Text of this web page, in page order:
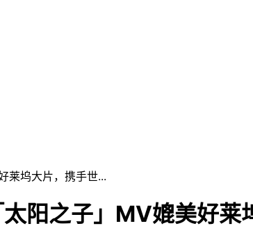
莱坞大片，携手世...
阳之子」MV媲美好莱